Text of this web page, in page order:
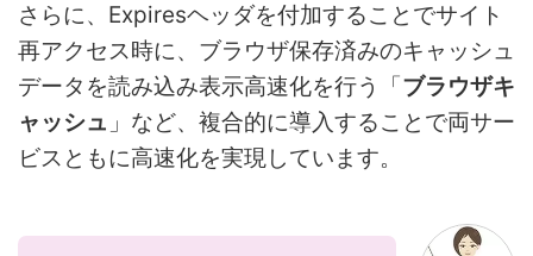
さらに、Expiresヘッダを付加することでサイト
再アクセス時に、ブラウザ保存済みのキャッシュ
データを読み込み表示高速化を行う「ブラウザキ
ャッシュ 」など、複合的に導入することで両サー
ビスともに高速化を実現しています。